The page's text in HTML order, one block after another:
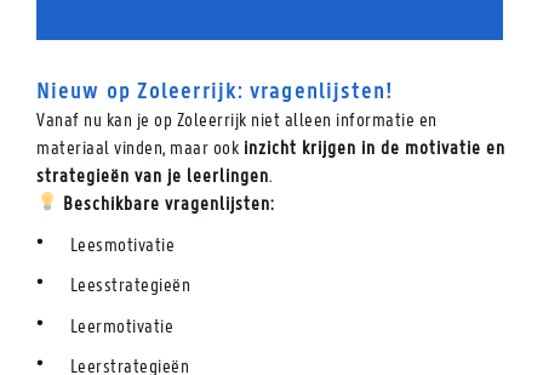
Nieuw op Zoleerrijk: vragenlijsten!
Vanaf nu kan je op Zoleerrijk niet alleen informatie en
materiaal vinden, maar ook inzicht krijgen in de motivatie en
strategieën van je leerlingen.
Beschikbare vragenlijsten:
Leesmotivatie
Leesstrategieën
Leermotivatie
Leerstrategieën